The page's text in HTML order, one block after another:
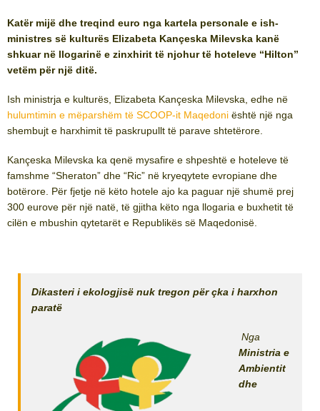
Katër mijë dhe treqind euro nga kartela personale e ish-
ministres së kulturës Elizabeta Kançeska Milevska kanë
shkuar në llogarinë e zinxhirit të njohur të hoteleve “Hilton”
vetëm për një ditë.
Ish ministrja e kulturës, Elizabeta Kançeska Milevska, edhe në
hulumtimin e mëparshëm të SCOOP-it Maqedoni është një nga
shembujt e harxhimit të paskrupullt të parave shtetërore.
Kançeska Milevska ka qenë mysafire e shpeshtë e hoteleve të
famshme “Sheraton” dhe “Ric” në kryeqytete evropiane dhe
botërore. Për fjetje në këto hotele ajo ka paguar një shumë prej
300 eurove për një natë, të gjitha këto nga llogaria e buxhetit të
cilën e mbushin qytetarët e Republikës së Maqedonisë.
Dikasteri i ekologjisë nuk tregon për çka i harxhon
paratë
Nga
Ministria e
Ambientit
dhe